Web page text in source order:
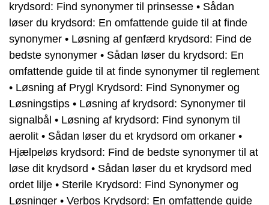
krydsord: Find synonymer til prinsesse • Sådan
løser du krydsord: En omfattende guide til at finde
synonymer • Løsning af genfærd krydsord: Find de
bedste synonymer • Sådan løser du krydsord: En
omfattende guide til at finde synonymer til reglement
• Løsning af Prygl Krydsord: Find Synonymer og
Løsningstips • Løsning af krydsord: Synonymer til
signalbål • Løsning af krydsord: Find synonym til
aerolit • Sådan løser du et krydsord om orkaner •
Hjælpeløs krydsord: Find de bedste synonymer til at
løse dit krydsord • Sådan løser du et krydsord med
ordet lilje • Sterile Krydsord: Find Synonymer og
Løsninger • Verbos Krydsord: En omfattende guide